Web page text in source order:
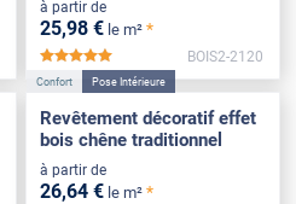
à partir de
25,98 € le m² *
BOIS2-2120
Confort Pose Intérieure
Revêtement décoratif effet
bois chêne traditionnel
à partir de
26,64 € le m² *